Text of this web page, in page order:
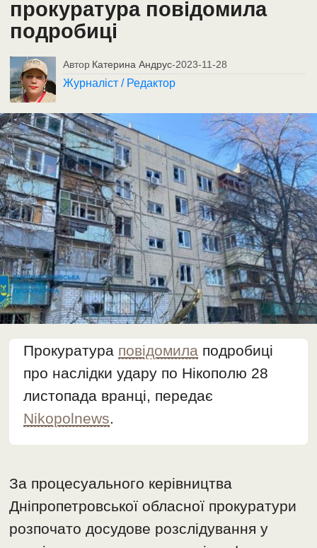
прокуратура повідомила
подробиці
Автор Катерина Андрус-2023-11-28
Журналіст / Редактор
Прокуратура повідомила подробиці
про наслідки удару по Нікополю 28
листопада вранці, передає
Nikopolnews.
За процесуального керівництва
Дніпропетровської обласної прокуратури
розпочато досудове розслідування у